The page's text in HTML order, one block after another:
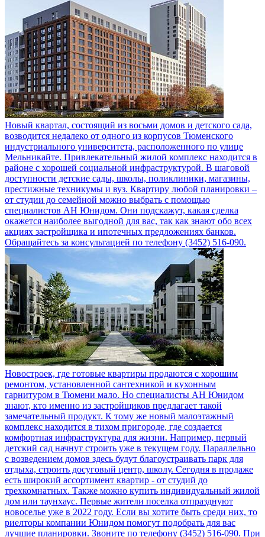
Новый квартал, состоящий из восьми домов и детского сада,
возводится недалеко от одного из корпусов Тюменского
индустриального университета, расположенного по улице
Мельникайте. Привлекательный жилой комплекс находится в
районе с хорошей социальной инфраструктурой. В шаговой
доступности детские сады, школы, поликлиники, магазины,
престижные техникумы и вуз. Квартиру любой планировки –
от студии до семейной можно выбрать с помощью
специалистов АН Юнидом. Они подскажут, какая сделка
окажется наиболее выгодной для вас, так как знают обо всех
акциях застройщика и ипотечных предложениях банков.
Обращайтесь за консультацией по телефону (3452) 516-090.
Новостроек, где готовые квартиры продаются с хорошим
ремонтом, установленной сантехникой и кухонным
гарнитуром в Тюмени мало. Но специалисты АН Юнидом
знают, кто именно из застройщиков предлагает такой
замечательный продукт. К тому же новый малоэтажный
комплекс находится в тихом пригороде, где создается
комфортная инфраструктура для жизни. Например, первый
детский сад начнут строить уже в текущем году. Параллельно
с возведением домов здесь будут благоустраивать парк для
отдыха, строить досуговый центр, школу. Сегодня в продаже
есть широкий ассортимент квартир - от студий до
трехкомнатных. Также можно купить индивидуальный жилой
дом или таунхаус. Первые жители поселка отпразднуют
новоселье уже в 2022 году. Если вы хотите быть среди них, то
риелторы компании Юнидом помогут подобрать для вас
лучшие планировки. Звоните по телефону (3452) 516-090. При